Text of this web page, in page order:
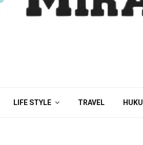
LIFE STYLE TRAVEL